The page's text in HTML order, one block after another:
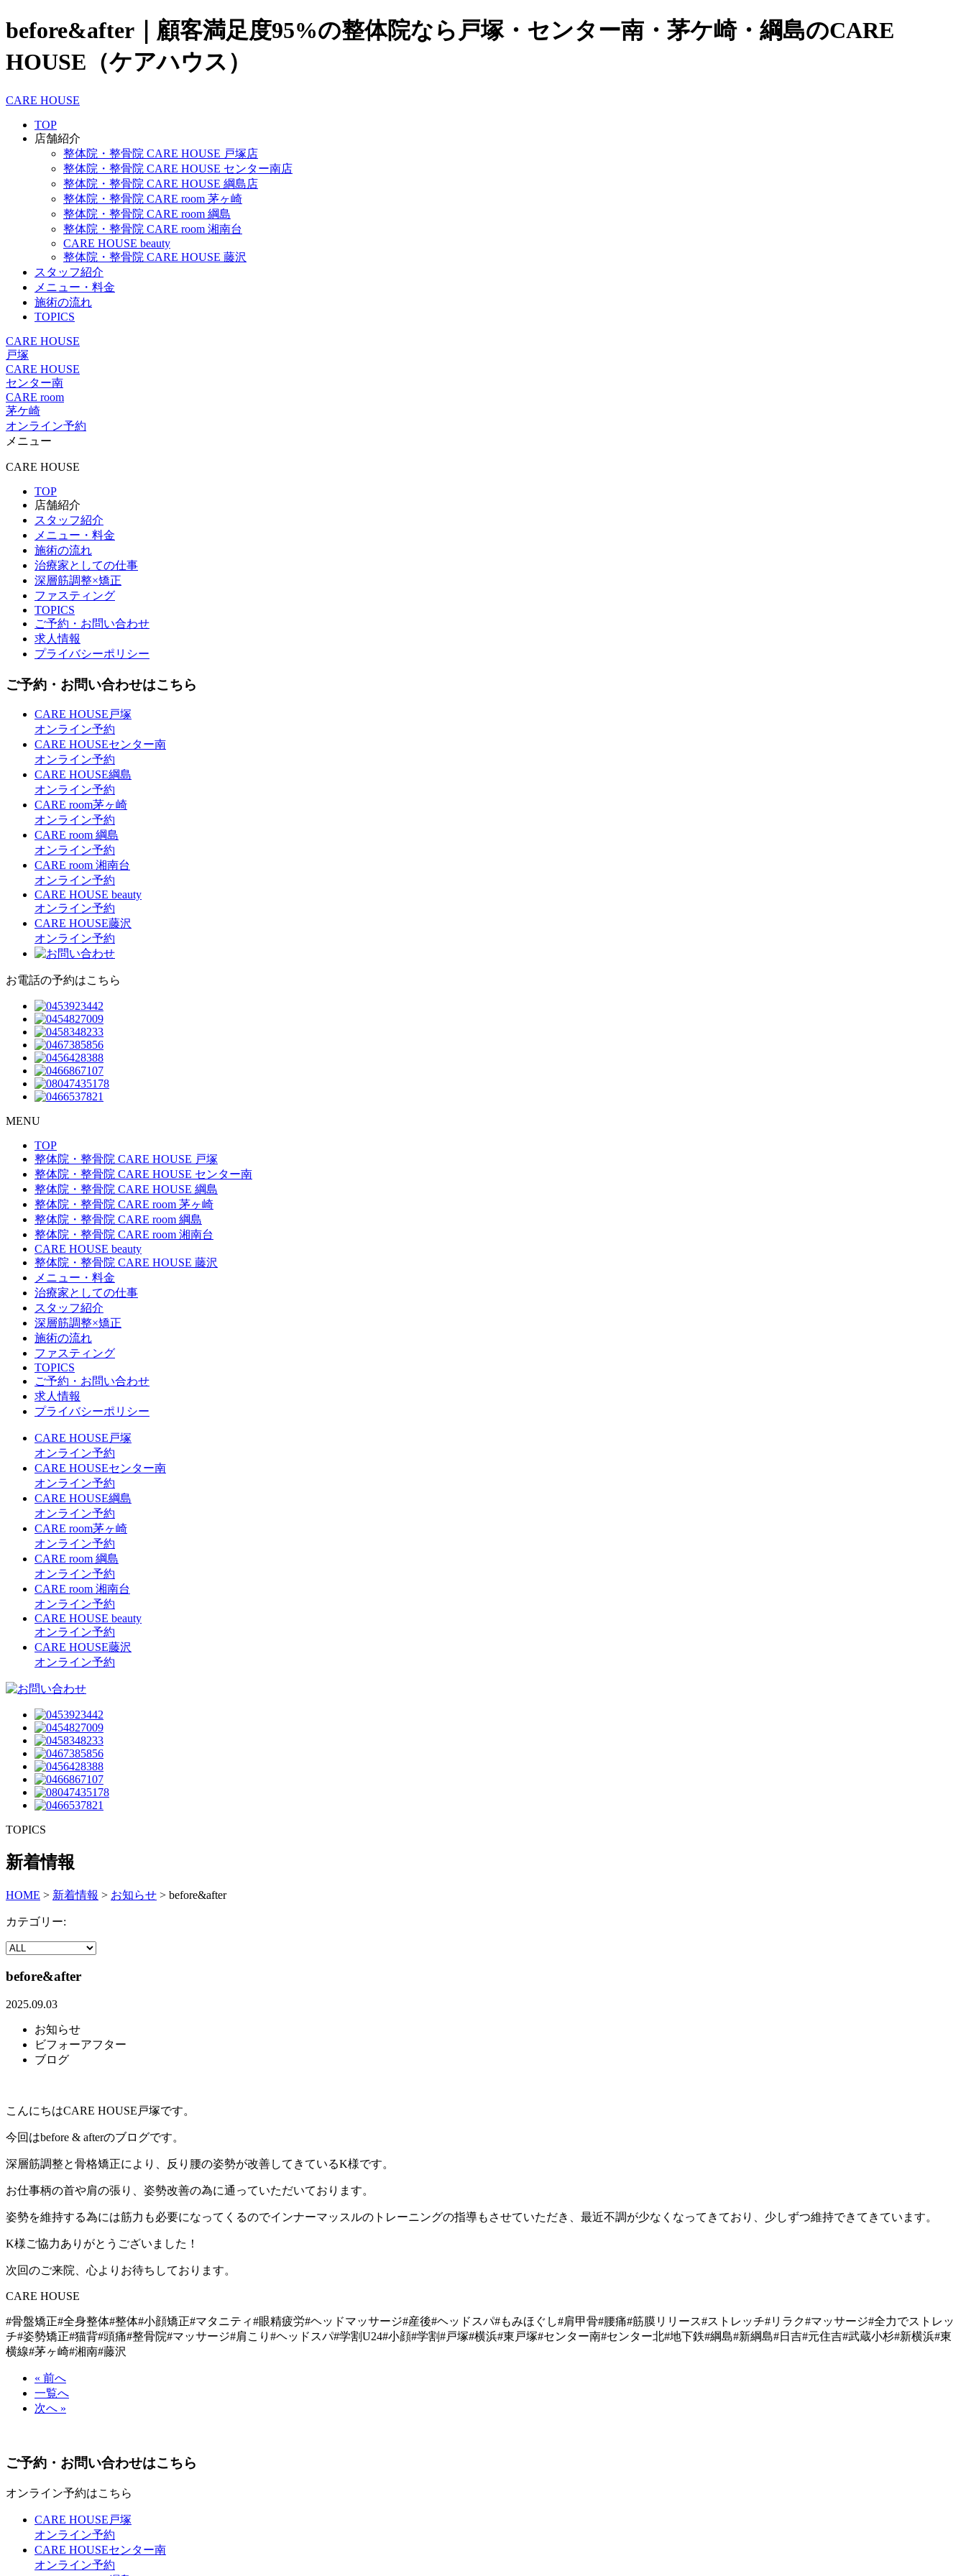
before&after｜顧客満足度95%の整体院なら戸塚・センター南・茅ケ崎・綱島のCARE
HOUSE（ケアハウス）
CARE HOUSE
TOP
店舗紹介
整体院・整骨院 CARE HOUSE 戸塚店
整体院・整骨院 CARE HOUSE センター南店
整体院・整骨院 CARE HOUSE 綱島店
整体院・整骨院 CARE room 茅ヶ崎
整体院・整骨院 CARE room 綱島
整体院・整骨院 CARE room 湘南台
CARE HOUSE beauty
整体院・整骨院 CARE HOUSE 藤沢
スタッフ紹介
メニュー・料金
施術の流れ
TOPICS
CARE HOUSE
戸塚
CARE HOUSE
センター南
CARE room
茅ケ崎
オンライン予約
メニュー
CARE HOUSE
TOP
店舗紹介
スタッフ紹介
メニュー・料金
施術の流れ
治療家としての仕事
深層筋調整×矯正
ファスティング
TOPICS
ご予約・お問い合わせ
求人情報
プライバシーポリシー
ご予約・お問い合わせはこちら
CARE HOUSE戸塚
オンライン予約
CARE HOUSEセンター南
オンライン予約
CARE HOUSE綱島
オンライン予約
CARE room茅ヶ崎
オンライン予約
CARE room 綱島
オンライン予約
CARE room 湘南台
オンライン予約
CARE HOUSE beauty
オンライン予約
CARE HOUSE藤沢
オンライン予約
お電話の予約はこちら
MENU
TOP
整体院・整骨院 CARE HOUSE 戸塚
整体院・整骨院 CARE HOUSE センター南
整体院・整骨院 CARE HOUSE 綱島
整体院・整骨院 CARE room 茅ヶ崎
整体院・整骨院 CARE room 綱島
整体院・整骨院 CARE room 湘南台
CARE HOUSE beauty
整体院・整骨院 CARE HOUSE 藤沢
メニュー・料金
治療家としての仕事
スタッフ紹介
深層筋調整×矯正
施術の流れ
ファスティング
TOPICS
ご予約・お問い合わせ
求人情報
プライバシーポリシー
CARE HOUSE戸塚
オンライン予約
CARE HOUSEセンター南
オンライン予約
CARE HOUSE綱島
オンライン予約
CARE room茅ヶ崎
オンライン予約
CARE room 綱島
オンライン予約
CARE room 湘南台
オンライン予約
CARE HOUSE beauty
オンライン予約
CARE HOUSE藤沢
オンライン予約
TOPICS
新着情報
HOME > 新着情報 > お知らせ > before&after
カテゴリー:
before&after
2025.09.03
お知らせ
ビフォーアフター
ブログ
こんにちはCARE HOUSE戸塚です。
今回はbefore & afterのブログです。
深層筋調整と骨格矯正により、反り腰の姿勢が改善してきているK様です。
お仕事柄の首や肩の張り、姿勢改善の為に通っていただいております。
姿勢を維持する為には筋力も必要になってくるのでインナーマッスルのトレーニングの指導もさせていただき、最近不調が少なくなってきており、少しずつ維持できてきています。
K様ご協力ありがとうございました！
次回のご来院、心よりお待ちしております。
CARE HOUSE
#骨盤矯正#全身整体#整体#小顔矯正#マタニティ#眼精疲労#ヘッドマッサージ#産後#ヘッドスパ#もみほぐし#肩甲骨#腰痛#筋膜リリース#ストレッチ#リラク#マッサージ#全力でストレッ
チ#姿勢矯正#猫背#頭痛#整骨院#マッサージ#肩こり #ヘッドスパ#学割U24#小顔#学割#戸塚#横浜#東戸塚#センター南#センター北#地下鉄#綱島#新綱島#日吉#元住吉#武蔵小杉#新横浜#東
横線#茅ヶ崎#湘南#藤沢
« 前へ
一覧へ
次へ »
ご予約・お問い合わせはこちら
オンライン予約はこちら
CARE HOUSE戸塚
オンライン予約
CARE HOUSEセンター南
オンライン予約